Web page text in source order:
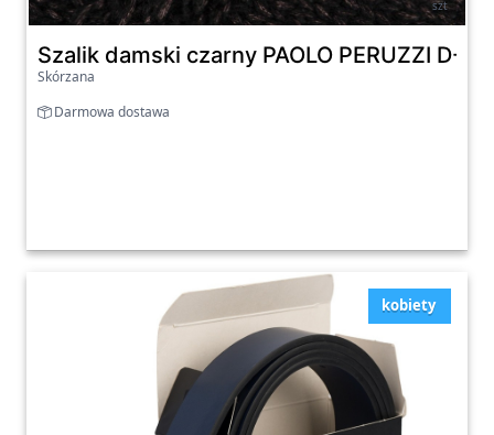
szt
Szalik damski czarny PAOLO PERUZZI D-
Skórzana
Darmowa dostawa
kobiety